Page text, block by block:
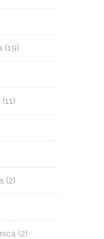
(19)
(11)
(2)
(2)